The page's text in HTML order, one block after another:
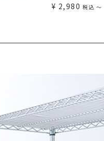
¥ 2,980 税込 〜